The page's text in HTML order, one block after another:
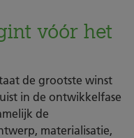
vóór het
de grootste winst
in de ontwikkelfase
de
materialisatie,